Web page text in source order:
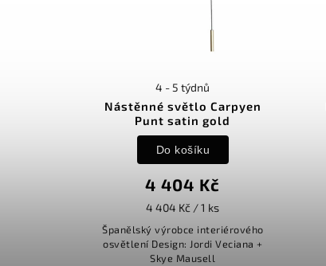
Nástěnné světlo Carpyen
Punt satin gold
4 - 5 týdnů
4 404 Kč
4 404 Kč / 1 ks
Do košíku
Španělský výrobce interiérového
osvětlení Design: Jordi Veciana +
Skye Mausell